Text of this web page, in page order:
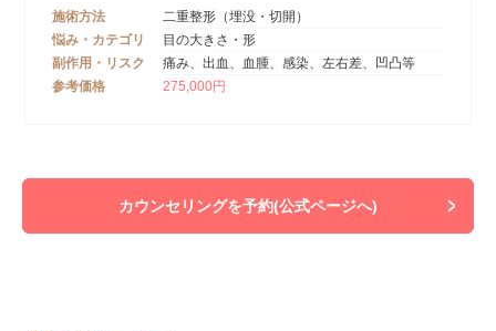
施術方法
二重整形（埋没・切開）
悩み・カテゴリ
目の大きさ・形
副作用・リスク
痛み、出血、血腫、感染、左右差、凹凸等
参考価格
275,000円
カウンセリングを予約(公式ページへ)